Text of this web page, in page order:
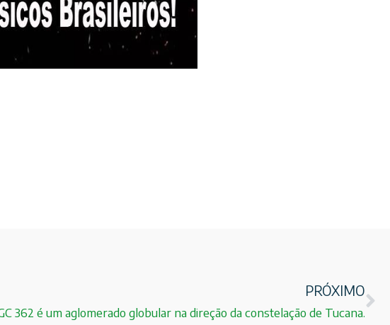
PRÓXIMO
362 é um aglomerado globular na direção da constelação de Tucana.